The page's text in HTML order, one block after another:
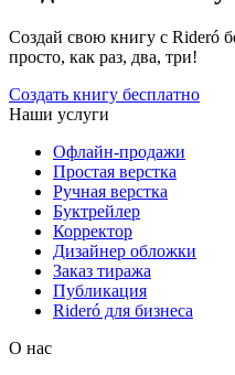
Создай свою книгу с Rideró
просто, как раз, два, три!
Создать книгу бесплатно
Наши услуги
Офлайн-продажи
Простая верстка
Ручная верстка
Буктрейлер
Корректор
Дизайнер обложки
Заказ тиража
Публикация
Rideró для бизнеса
О нас